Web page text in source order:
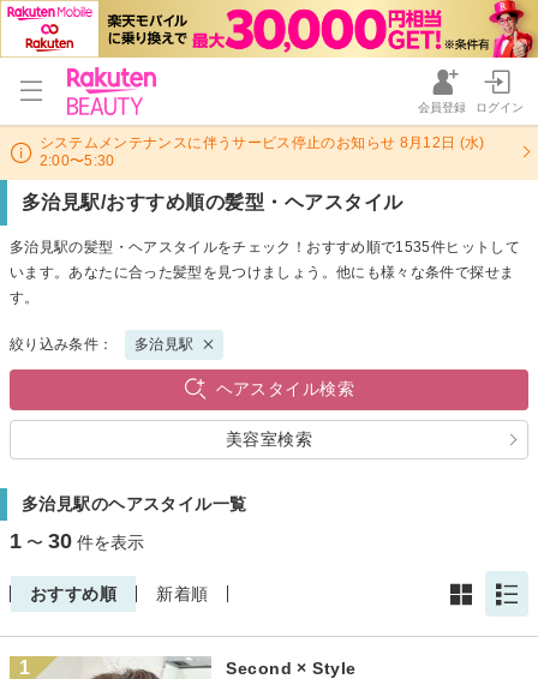
会員登録 ログイン
システムメンテナンスに伴うサービス停止のお知らせ 8月12日 (水)
2:00〜5:30
多治見駅/おすすめ順の髪型・ヘアスタイル
多治見駅の髪型・ヘアスタイルをチェック！おすすめ順で1535件ヒットして
います。あなたに合った髪型を見つけましょう。他にも様々な条件で探せま
す。
絞り込み条件： 多治見駅
ヘアスタイル検索
美容室検索
多治見駅のヘアスタイル一覧
1 〜 30 件を表示
おすすめ順 新着順
1 Second × Style